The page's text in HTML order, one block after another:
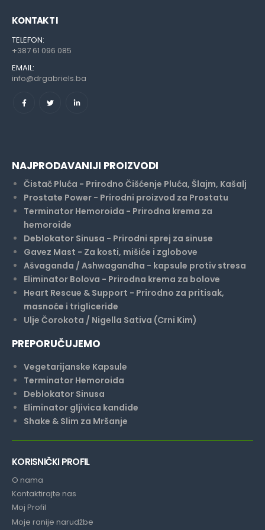
KONTAKT I
TELEFON:
+387 61 096 085
EMAIL:
info@drgabriels.ba
NAJPRODAVANIJI PROIZVODI
Čistač Pluća - Prirodno Čišćenje Pluća, Šlajm, Kašalj
Prostate Power - Prirodni proizvod za Prostatu
Terminator Hemoroida - Prirodna krema za
hemoroide
Deblokator Sinusa - Prirodni sprej za sinuse
Gavez Mast - Za kosti, mišiće i zglobove
Ašvaganda / Ashwagandha - kapsule protiv stresa
Eliminator Bolova - Prirodna krema za bolove
Heart Rescue & Support - Prirodno za pritisak,
masnoće i trigliceride
Ulje Čorokota / Nigella Sativa (Crni Kim)
PREPORUČUJEMO
Vegetarijanske Kapsule
Terminator Hemoroida
Deblokator Sinusa
Eliminator gljivica kandide
Shake & Slim za Mršanje
KORISNIČKI PROFIL
O nama
Kontaktirajte nas
Moj Profil
Moje ranije narudžbe